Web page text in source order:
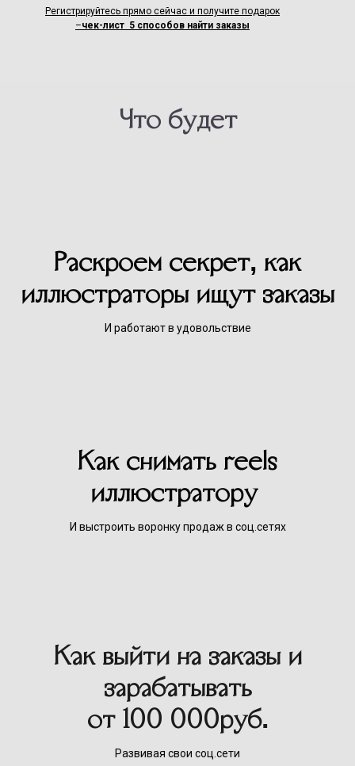
Регистрируйтесь прямо сейчас и получите подарок
–чек-лист 5 способов найти заказы
Что будет
Раскроем секрет, как
иллюстраторы ищут заказы
И работают в удовольствие
Как снимать reels
иллюстратору
И выстроить воронку продаж в соц.сетях
Как выйти на заказы и
зарабатывать
от 100 000руб.
Развивая свои соц.сети